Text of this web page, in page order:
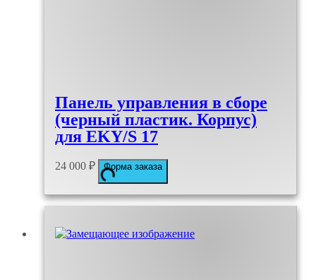
Панель управления в сборе
(черный пластик. Корпус)
для EKY/S 17
24 000 ₽ Форма заказа